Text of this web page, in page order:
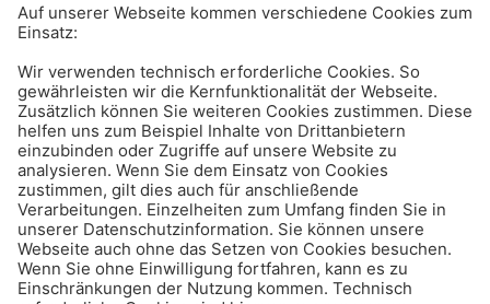
Mediation – Was ist das?